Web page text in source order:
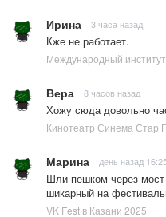
Ирина 3 часа назад
Кже не работает.
Международный
Вера 8 часов назад
Хожу сюда довольно
Кинотеатр Синема Стар
Марина день назад
Шли пешком через
шикарный на
VK Fest в Казани 2025